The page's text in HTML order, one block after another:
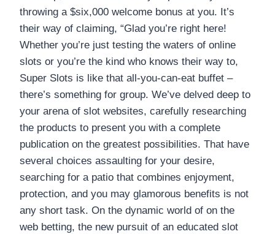
throwing​ a​ $six,000​ welcome​ bonus​ at​ you.​ It’s​
their​ way​ of​ claiming,​ “Glad​ you’re​ right here!
Whether​ you’re​ just​ testing​ the​ waters​ of​ online​
slots​ or​ you’re​ the​ kind​ who​ knows​ their​ way​ to,​
Super​ Slots​ is​ like​ that​ all-you-can-eat​ buffet​ –​
there’s​ something​ for​ group.​ We’ve delved deep to
your arena of slot websites, carefully researching
the products to present you with a complete
publication on the greatest possibilities. That have
several choices assaulting for your desire,
searching for a patio that combines enjoyment,
protection, and you may glamorous benefits is not
any short task. On the dynamic world of on the
web betting, the new pursuit of an educated slot